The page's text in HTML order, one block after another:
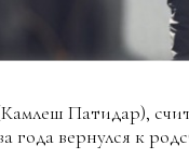
Патидар),
года вернулся к